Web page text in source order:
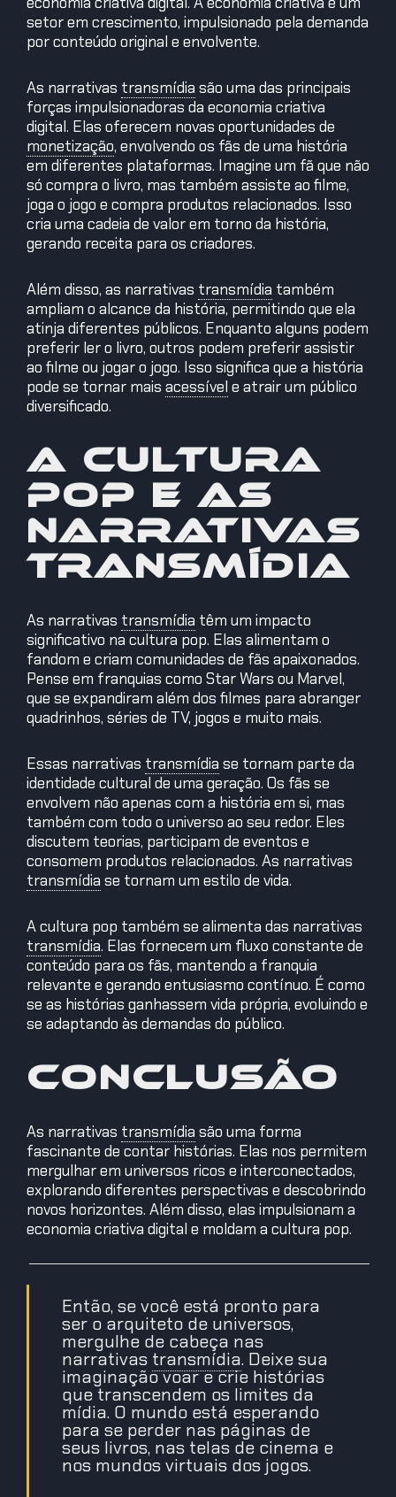
setor em crescimento, impulsionado pela demanda
por conteúdo original e envolvente.
As narrativas transmídia são uma das principais
forças impulsionadoras da economia criativa
digital. Elas oferecem novas oportunidades de
monetização, envolvendo os fãs de uma história
em diferentes plataformas. Imagine um fã que não
só compra o livro, mas também assiste ao filme,
joga o jogo e compra produtos relacionados. Isso
cria uma cadeia de valor em torno da história,
gerando receita para os criadores.
Além disso, as narrativas transmídia também
ampliam o alcance da história, permitindo que ela
atinja diferentes públicos. Enquanto alguns podem
preferir ler o livro, outros podem preferir assistir
ao filme ou jogar o jogo. Isso significa que a história
pode se tornar mais acessível e atrair um público
diversificado.
A cultura
pop e as
narrativas
transmídia
As narrativas transmídia têm um impacto
significativo na cultura pop. Elas alimentam o
fandom e criam comunidades de fãs apaixonados.
Pense em franquias como Star Wars ou Marvel,
que se expandiram além dos filmes para abranger
quadrinhos, séries de TV, jogos e muito mais.
Essas narrativas transmídia se tornam parte da
identidade cultural de uma geração. Os fãs se
envolvem não apenas com a história em si, mas
também com todo o universo ao seu redor. Eles
discutem teorias, participam de eventos e
consomem produtos relacionados. As narrativas
transmídia se tornam um estilo de vida.
A cultura pop também se alimenta das narrativas
transmídia. Elas fornecem um fluxo constante de
conteúdo para os fãs, mantendo a franquia
relevante e gerando entusiasmo contínuo. É como
se as histórias ganhassem vida própria, evoluindo e
se adaptando às demandas do público.
Conclusão
As narrativas transmídia são uma forma
fascinante de contar histórias. Elas nos permitem
mergulhar em universos ricos e interconectados,
explorando diferentes perspectivas e descobrindo
novos horizontes. Além disso, elas impulsionam a
economia criativa digital e moldam a cultura pop.
Então, se você está pronto para
ser o arquiteto de universos,
mergulhe de cabeça nas
narrativas transmídia. Deixe sua
imaginação voar e crie histórias
que transcendem os limites da
mídia. O mundo está esperando
para se perder nas páginas de
seus livros, nas telas de cinema e
nos mundos virtuais dos jogos.